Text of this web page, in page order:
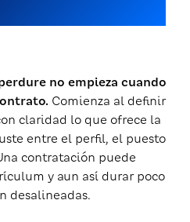
no empieza cuando
Comienza al definir
claridad lo que ofrece la
entre el perfil, el puesto
contratación puede
y aun así durar poco
desalineadas.